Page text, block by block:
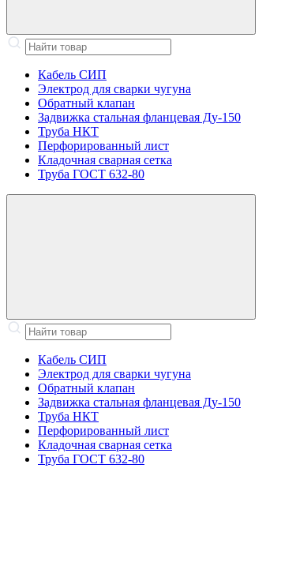
Кабель СИП
Электрод для сварки чугуна
Обратный клапан
Задвижка стальная фланцевая Ду-150
Труба НКТ
Перфорированный лист
Кладочная сварная сетка
Труба ГОСТ 632-80
Кабель СИП
Электрод для сварки чугуна
Обратный клапан
Задвижка стальная фланцевая Ду-150
Труба НКТ
Перфорированный лист
Кладочная сварная сетка
Труба ГОСТ 632-80